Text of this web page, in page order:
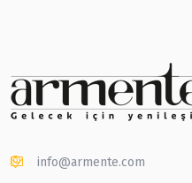
info@armente.com